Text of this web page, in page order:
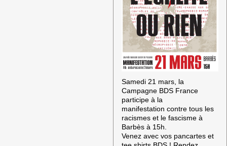
Samedi 21 mars, la
Campagne BDS France
participe à la
manifestation contre tous les
racismes et le fascisme à
Barbès à 15h.
Venez avec vos pancartes et